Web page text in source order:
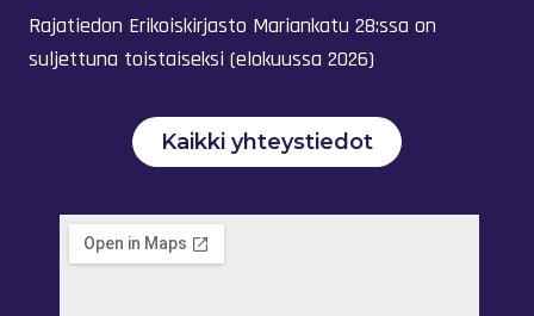
Rajatiedon Erikoiskirjasto Mariankatu 28:ssa on
suljettuna toistaiseksi (elokuussa 2026)
Kaikki yhteystiedot